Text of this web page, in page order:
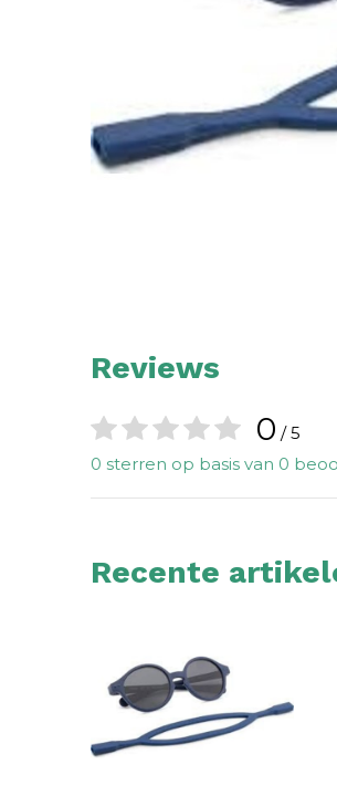
Reviews
0 / 5
0 sterren op basis van 0
Recente